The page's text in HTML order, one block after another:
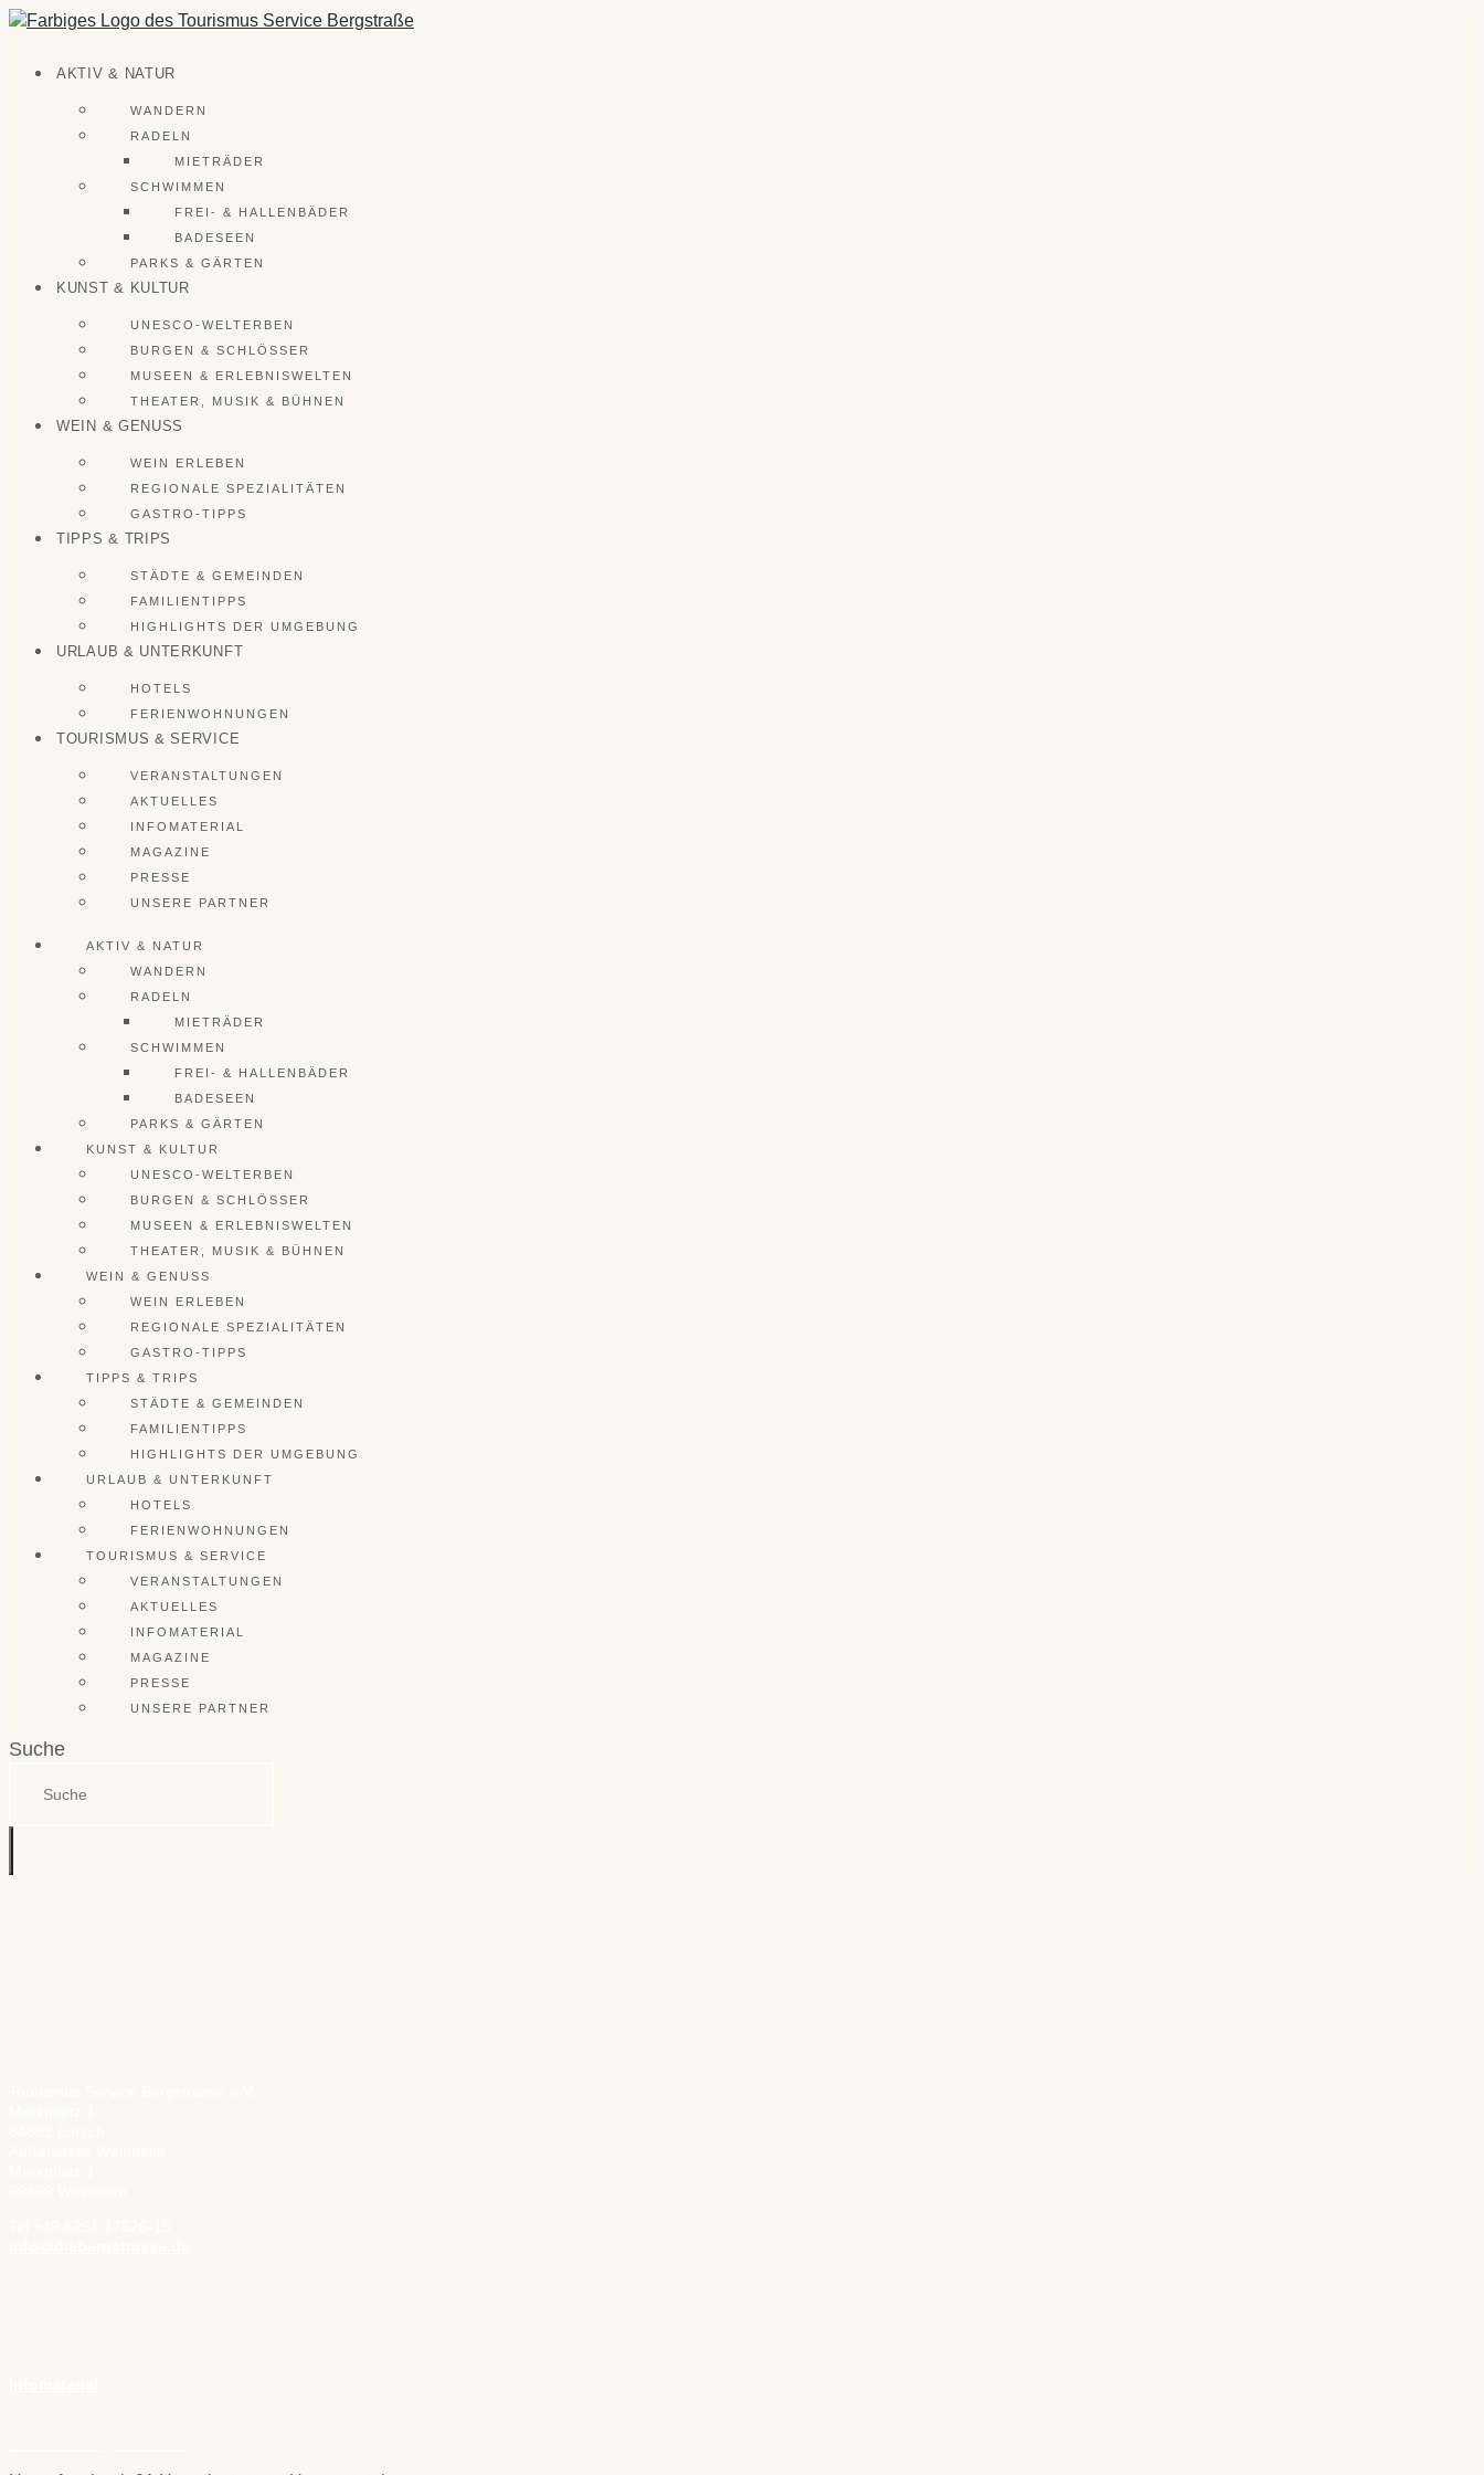
Zum
springenAKTIV & NATUR
WANDERN
RADELN
MIETRÄDER
SCHWIMMEN
FREI- & HALLENBÄDER
BADESEEN
PARKS & GÄRTEN
KUNST & KULTUR
UNESCO-WELTERBEN
BURGEN & SCHLÖSSER
MUSEEN & ERLEBNISWELTEN
THEATER, MUSIK & BÜHNEN
WEIN & GENUSS
WEIN ERLEBEN
REGIONALE SPEZIALITÄTEN
GASTRO-TIPPS
TIPPS & TRIPS
STÄDTE & GEMEINDEN
FAMILIENTIPPS
HIGHLIGHTS DER UMGEBUNG
URLAUB & UNTERKUNFT
HOTELS
FERIENWOHNUNGEN
TOURISMUS & SERVICE
VERANSTALTUNGEN
AKTUELLES
INFOMATERIAL
MAGAZINE
PRESSE
UNSERE PARTNER
AKTIV & NATUR
WANDERN
RADELN
MIETRÄDER
SCHWIMMEN
FREI- & HALLENBÄDER
BADESEEN
PARKS & GÄRTEN
KUNST & KULTUR
UNESCO-WELTERBEN
BURGEN & SCHLÖSSER
MUSEEN & ERLEBNISWELTEN
THEATER, MUSIK & BÜHNEN
WEIN & GENUSS
WEIN ERLEBEN
REGIONALE SPEZIALITÄTEN
GASTRO-TIPPS
TIPPS & TRIPS
STÄDTE & GEMEINDEN
FAMILIENTIPPS
HIGHLIGHTS DER UMGEBUNG
URLAUB & UNTERKUNFT
HOTELS
FERIENWOHNUNGEN
TOURISMUS & SERVICE
VERANSTALTUNGEN
AKTUELLES
INFOMATERIAL
MAGAZINE
PRESSE
UNSERE PARTNER
Suche